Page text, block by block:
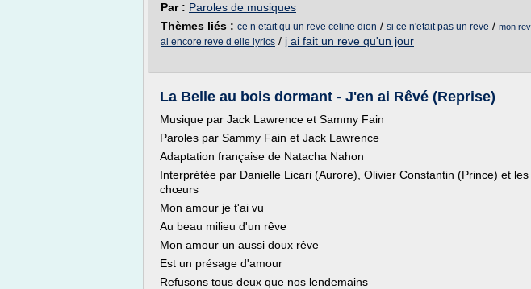
Par : Paroles de musiques
Thèmes liés : ce n etait qu un reve celine dion / si ce n'etait pas un reve / mon
ai encore reve d elle lyrics / j ai fait un reve qu'un jour
La Belle au bois dormant - J'en ai Rêvé (Reprise)
Musique par Jack Lawrence et Sammy Fain
Paroles par Sammy Fain et Jack Lawrence
Adaptation française de Natacha Nahon
Interprétée par Danielle Licari (Aurore), Olivier Constantin (Prince) et les
chœurs
Mon amour je t'ai vu
Au beau milieu d'un rêve
Mon amour un aussi doux rêve
Est un présage d'amour
Refusons tous deux que nos lendemains